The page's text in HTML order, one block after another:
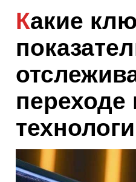
Какие ключевые